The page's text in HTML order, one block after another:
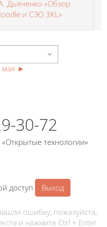
Дьяченко «Обзор
и СЭО 3KL»
►
30-72
технологии»
доступ Выход
ошибку, пожалуйста,
и нажмите Ctrl + Enter